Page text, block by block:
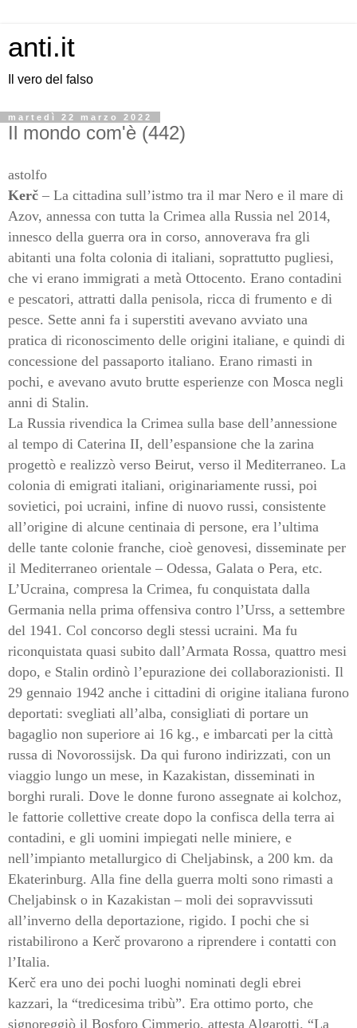
anti.it
Il vero del falso
martedì 22 marzo 2022
Il mondo com'è (442)
astolfo
Kerč – La cittadina sull’istmo tra il mar Nero e il mare di
Azov, annessa con tutta la Crimea alla Russia nel 2014,
innesco della guerra ora in corso, annoverava fra gli
abitanti una folta colonia di italiani, soprattutto pugliesi,
che vi erano immigrati a metà Ottocento. Erano contadini
e pescatori, attratti dalla penisola, ricca di frumento e di
pesce. Sette anni fa i superstiti avevano avviato una
pratica di riconoscimento delle origini italiane, e quindi di
concessione del passaporto italiano. Erano rimasti in
pochi, e avevano avuto brutte esperienze con Mosca negli
anni di Stalin.
La Russia rivendica la Crimea sulla base dell’annessione
al tempo di Caterina II, dell’espansione che la zarina
progettò e realizzò verso Beirut, verso il Mediterraneo. La
colonia di emigrati italiani, originariamente russi, poi
sovietici, poi ucraini, infine di nuovo russi, consistente
all’origine di alcune centinaia di persone, era l’ultima
delle tante colonie franche, cioè genovesi, disseminate per
il Mediterraneo orientale – Odessa, Galata o Pera, etc.
L’Ucraina, compresa la Crimea, fu conquistata dalla
Germania nella prima offensiva contro l’Urss, a settembre
del 1941. Col concorso degli stessi ucraini. Ma fu
riconquistata quasi subito dall’Armata Rossa, quattro mesi
dopo, e Stalin ordinò l’epurazione dei collaborazionisti. Il
29 gennaio 1942 anche i cittadini di origine italiana furono
deportati: svegliati all’alba, consigliati di portare un
bagaglio non superiore ai 16 kg., e imbarcati per la città
russa di Novorossijsk. Da qui furono indirizzati, con un
viaggio lungo un mese, in Kazakistan, disseminati in
borghi rurali. Dove le donne furono assegnate ai kolchoz,
le fattorie collettive create dopo la confisca della terra ai
contadini, e gli uomini impiegati nelle miniere, e
nell’impianto metallurgico di Cheljabinsk, a 200 km. da
Ekaterinburg. Alla fine della guerra molti sono rimasti a
Cheljabinsk o in Kazakistan – moli dei sopravvissuti
all’inverno della deportazione, rigido. I pochi che si
ristabilirono a Kerč provarono a riprendere i contatti con
l’Italia.
Kerč era uno dei pochi luoghi nominati degli ebrei
kazzari, la “tredicesima tribù”. Era ottimo porto, che
signoreggiò il Bosforo Cimmerio, attesta Algarotti. “La